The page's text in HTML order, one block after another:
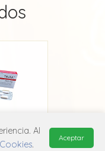
Al
.
Aceptar